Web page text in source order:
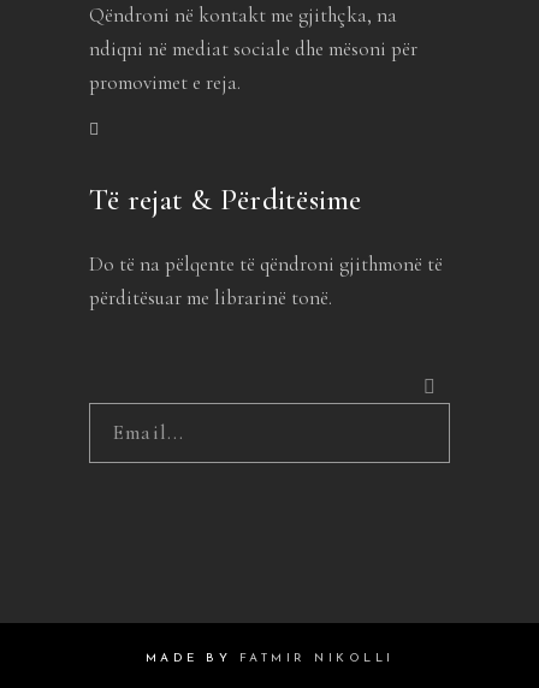
Qëndroni në kontakt me gjithçka, na
ndiqni në mediat sociale dhe mësoni për
promovimet e reja.
Të rejat & Përditësime
Do të na pëlqente të qëndroni gjithmonë të
përditësuar me librarinë tonë.
MADE BY FATMIR NIKOLLI